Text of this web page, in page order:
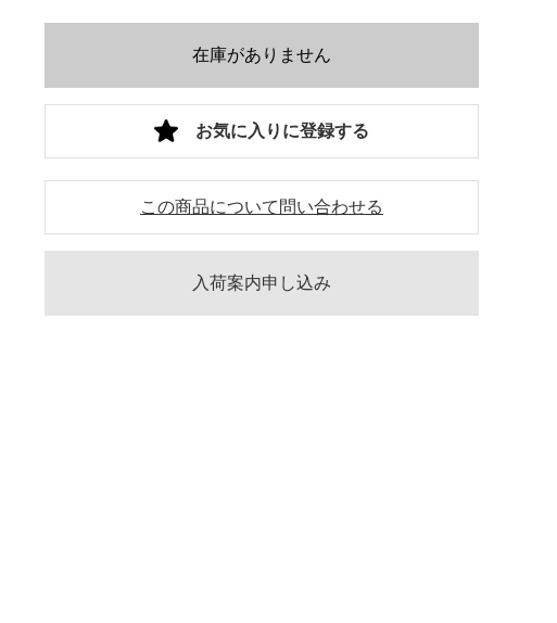
在庫がありません
入荷案内申し込み
この商品について問い合わせる
お気に入りに登録する